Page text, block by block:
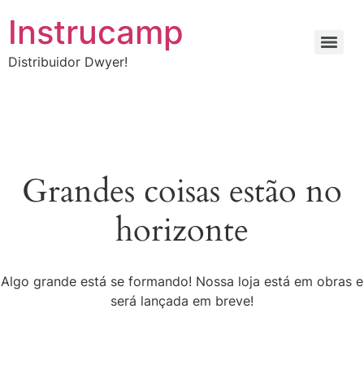
Instrucamp
Distribuidor Dwyer!
Grandes coisas estão no
horizonte
Algo grande está se formando! Nossa loja está em obras e
será lançada em breve!